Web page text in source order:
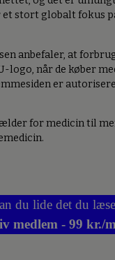
et stort globalt fokus
anbefaler, at
logo, når de køber
er
for medicin til
du lide det du
medlem - 99 kr./